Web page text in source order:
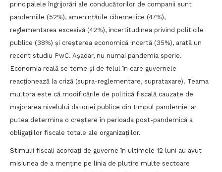
principalele îngrijorări ale conducătorilor de companii sunt
pandemiile (52%), amenințările cibernetice (47%),
reglementarea excesivă (42%), incertitudinea privind politicile
publice (38%) și creșterea economică incertă (35%), arată un
recent studiu PwC. Așadar, nu numai pandemia sperie.
Economia reală se teme și de felul în care guvernele
reacționează la criză (supra-reglementare, suprataxare). Teama
multora este că modificările de politică fiscală cauzate de
majorarea nivelului datoriei publice din timpul pandemiei ar
putea determina o creștere în perioada post-pandemică a
obligațiilor fiscale totale ale organizațiilor.
Stimulii fiscali acordați de guverne în ultimele 12 luni au avut
misiunea de a menține pe linia de plutire multe sectoare